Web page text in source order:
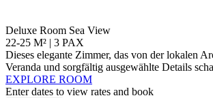
Deluxe Room Sea View
22-25 M² | 3 PAX
Dieses elegante Zimmer, das von der lokalen
Veranda und sorgfältig ausgewählte Details
EXPLORE ROOM
Enter dates to view rates and book